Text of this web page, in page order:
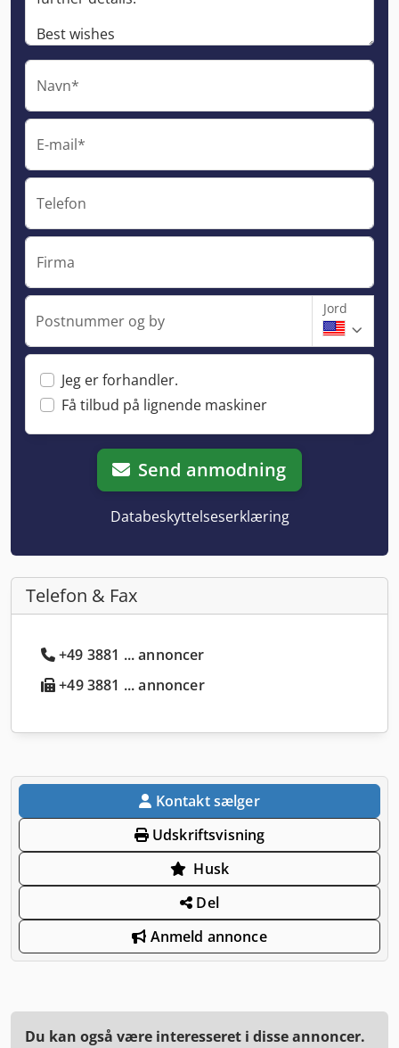
Navn*
E-mail*
Telefon
Firma
Postnummer og by
Jord
Jeg er forhandler.
Få tilbud på lignende maskiner
Send anmodning
Databeskyttelseserklæring
Telefon & Fax
+49 3881 ... annoncer
+49 3881 ... annoncer
Kontakt sælger
Udskriftsvisning
Husk
Del
Anmeld annonce
Du kan også være interesseret i disse annoncer.